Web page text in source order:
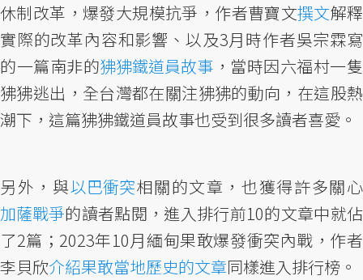
休制改革，爆發大規模抗爭，作者曹寶文撰文解釋
實際的改革內容和影響、以及3月時作者吳宗霖寫
的一篇南非的狒狒鐵道員故事 ，當時因六福村一隻
狒狒逃出，全台灣都在關注狒狒的動向，在這股熱
潮下，這篇狒狒鐵道員故事也受到很多讀者喜愛。
另外，與以巴衝突相關的文章，也獲得許多關心
加薩戰爭的讀者點閱，進入排行前10的文章中就佔
了2篇；2023年10月緬甸果敢爆發衝突內戰，作者
李貝欣介紹果敢當地歷史的文章同樣進入排行榜。